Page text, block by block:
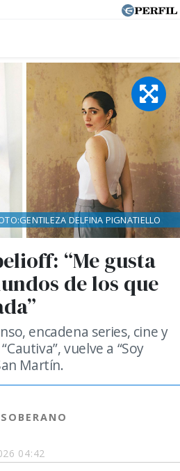
04:42
“Me gusta
de los que
encadena series, cine y
vuelve a “Soy
Martín.
DELFINA PIGNATIELLO